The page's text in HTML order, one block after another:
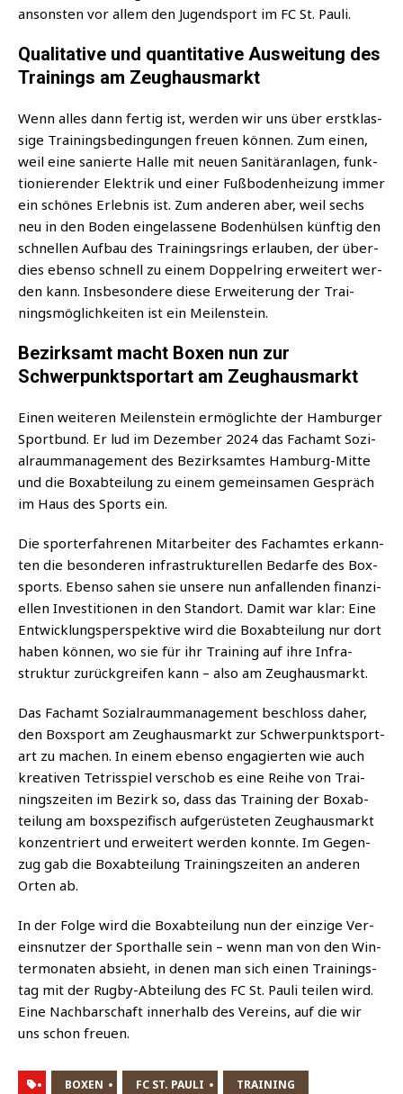
ansons­ten vor allem den Jugend­sport im FC St. Pauli.
Qualitative und quantitative Ausweitung des
Trainings am Zeughausmarkt
Wenn alles dann fer­tig ist, wer­den wir uns über erst­klas­
si­ge Trai­nings­be­din­gun­gen freu­en kön­nen. Zum einen,
weil eine sanier­te Hal­le mit neu­en Sani­tär­an­la­gen, funk­
tio­nie­ren­der Elek­trik und einer Fuß­bo­den­hei­zung immer
ein schö­nes Erleb­nis ist. Zum ande­ren aber, weil sechs
neu in den Boden ein­ge­las­se­ne Boden­hül­sen künf­tig den
schnel­len Auf­bau des Trai­nings­rings erlau­ben, der über­
dies eben­so schnell zu einem Dop­pel­ring erwei­tert wer­
den kann. Ins­be­son­de­re die­se Erwei­te­rung der Trai­
nings­mög­lich­kei­ten ist ein Meilenstein.
Bezirksamt macht Boxen nun zur
Schwerpunktsportart am Zeughausmarkt
Einen wei­te­ren Mei­len­stein ermög­lich­te der Ham­bur­ger
Sport­bund. Er lud im Dezem­ber 2024 das Fach­amt Sozi­
al­raum­ma­nage­ment des Bezirks­am­tes Ham­burg-Mit­te
und die Box­ab­tei­lung zu einem gemein­sa­men Gespräch
im Haus des Sports ein.
Die spor­ter­fah­re­nen Mit­ar­bei­ter des Fach­am­tes erkann­
ten die beson­de­ren infra­struk­tu­rel­len Bedar­fe des Box­
sports. Eben­so sahen sie unse­re nun anfal­len­den finan­zi­
el­len Inves­ti­tio­nen in den Stand­ort. Damit war klar: Eine
Ent­wick­lungs­per­spek­ti­ve wird die Box­ab­tei­lung nur dort
haben kön­nen, wo sie für ihr Trai­ning auf ihre Infra­
struk­tur zurück­grei­fen kann – also am Zeughausmarkt.
Das Fach­amt Sozi­al­raum­ma­nage­ment beschloss daher,
den Box­sport am Zeug­haus­markt zur Schwer­punkt­s­port­
art zu machen. In einem eben­so enga­gier­ten wie auch
krea­ti­ven Tet­risspiel ver­schob es eine Rei­he von Trai­
nings­zei­ten im Bezirk so, dass das Trai­ning der Box­ab­
tei­lung am box­spe­zi­fisch auf­ge­rüs­te­ten Zeug­haus­markt
kon­zen­triert und erwei­tert wer­den konn­te. Im Gegen­
zug gab die Box­ab­tei­lung Trai­nings­zei­ten an ande­ren
Orten ab.
In der Fol­ge wird die Box­ab­tei­lung nun der ein­zi­ge Ver­
eins­nut­zer der Sport­hal­le sein – wenn man von den Win­
ter­mo­na­ten absieht, in denen man sich einen Trai­nings­
tag mit der Rug­by-Abtei­lung des FC St. Pau­li tei­len wird.
Eine Nach­bar­schaft inner­halb des Ver­eins, auf die wir
uns schon freuen.
BOXEN FC ST. PAULI TRAINING